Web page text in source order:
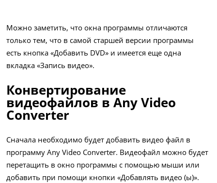
Можно заметить, что окна программы отличаются
только тем, что в самой старшей версии программы
есть кнопка «Добавить DVD» и имеется еще одна
вкладка «Запись видео».
Конвертирование
видеофайлов в Any Video
Converter
Сначала необходимо будет добавить видео файл в
программу Any Video Converter. Видеофайл можно будет
перетащить в окно программы с помощью мыши или
добавить при помощи кнопки «Добавлять видео (ы)».